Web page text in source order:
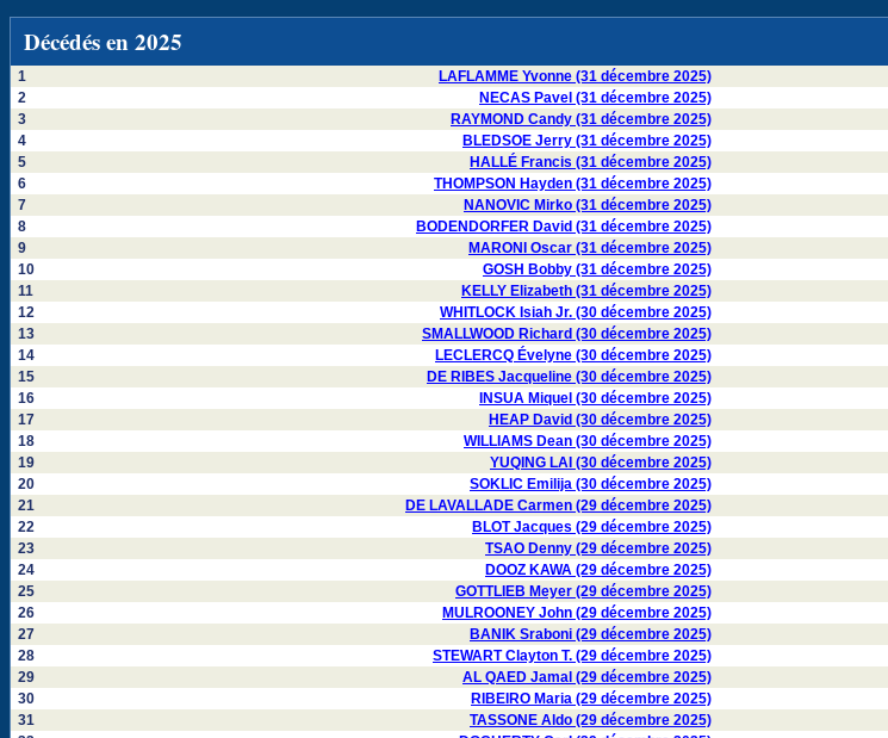
Décédés en 2025
1
LAFLAMME Yvonne (31 décembre 2025)
2
NECAS Pavel (31 décembre 2025)
3
RAYMOND Candy (31 décembre 2025)
4
BLEDSOE Jerry (31 décembre 2025)
5
HALLÉ Francis (31 décembre 2025)
6
THOMPSON Hayden (31 décembre 2025)
7
NANOVIC Mirko (31 décembre 2025)
8
BODENDORFER David (31 décembre 2025)
9
MARONI Oscar (31 décembre 2025)
10
GOSH Bobby (31 décembre 2025)
11
KELLY Elizabeth (31 décembre 2025)
12
WHITLOCK Isiah Jr. (30 décembre 2025)
13
SMALLWOOD Richard (30 décembre 2025)
14
LECLERCQ Évelyne (30 décembre 2025)
15
DE RIBES Jacqueline (30 décembre 2025)
16
INSUA Miquel (30 décembre 2025)
17
HEAP David (30 décembre 2025)
18
WILLIAMS Dean (30 décembre 2025)
19
YUQING LAI (30 décembre 2025)
20
SOKLIC Emilija (30 décembre 2025)
21
DE LAVALLADE Carmen (29 décembre 2025)
22
BLOT Jacques (29 décembre 2025)
23
TSAO Denny (29 décembre 2025)
24
DOOZ KAWA (29 décembre 2025)
25
GOTTLIEB Meyer (29 décembre 2025)
26
MULROONEY John (29 décembre 2025)
27
BANIK Sraboni (29 décembre 2025)
28
STEWART Clayton T. (29 décembre 2025)
29
AL QAED Jamal (29 décembre 2025)
30
RIBEIRO Maria (29 décembre 2025)
31
TASSONE Aldo (29 décembre 2025)